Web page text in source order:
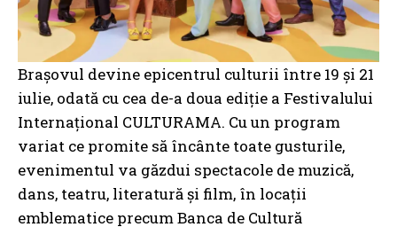
Brașovul devine epicentrul culturii între 19 şi 21
iulie, odată cu cea de-a doua ediție a Festivalului
Internaţional CULTURAMA. Cu un program
variat ce promite să încânte toate gusturile,
evenimentul va găzdui spectacole de muzică,
dans, teatru, literatură și film, în locații
emblematice precum Banca de Cultură